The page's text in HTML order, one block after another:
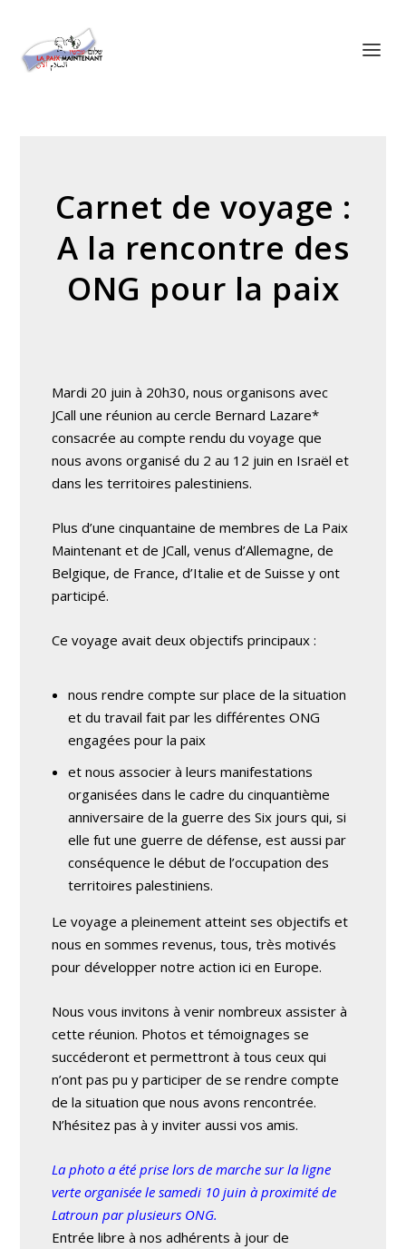
Carnet de voyage :
A la rencontre des
ONG pour la paix
Mardi 20 juin à 20h30, nous organisons avec
JCall une réunion au cercle Bernard Lazare*
consacrée au compte rendu du voyage que
nous avons organisé du 2 au 12 juin en Israël et
dans les territoires palestiniens.
Plus d’une cinquantaine de membres de La Paix
Maintenant et de JCall, venus d’Allemagne, de
Belgique, de France, d’Italie et de Suisse y ont
participé.
Ce voyage avait deux objectifs principaux :
nous rendre compte sur place de la situation
et du travail fait par les différentes ONG
engagées pour la paix
et nous associer à leurs manifestations
organisées dans le cadre du cinquantième
anniversaire de la guerre des Six jours qui, si
elle fut une guerre de défense, est aussi par
conséquence le début de l’occupation des
territoires palestiniens.
Le voyage a pleinement atteint ses objectifs et
nous en sommes revenus, tous, très motivés
pour développer notre action ici en Europe.
Nous vous invitons à venir nombreux assister à
cette réunion. Photos et témoignages se
succéderont et permettront à tous ceux qui
n’ont pas pu y participer de se rendre compte
de la situation que nous avons rencontrée.
N’hésitez pas à y inviter aussi vos amis.
La photo a été prise lors de marche sur la ligne
verte organisée le samedi 10 juin à proximité de
Latroun par plusieurs ONG.
Entrée libre à nos adhérents à jour de